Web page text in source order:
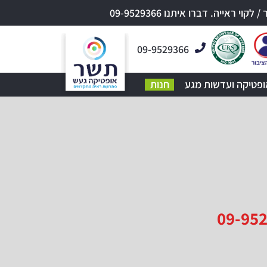
דברו איתנו 09-9529366
09-9529366
ועדשות מגע חנות